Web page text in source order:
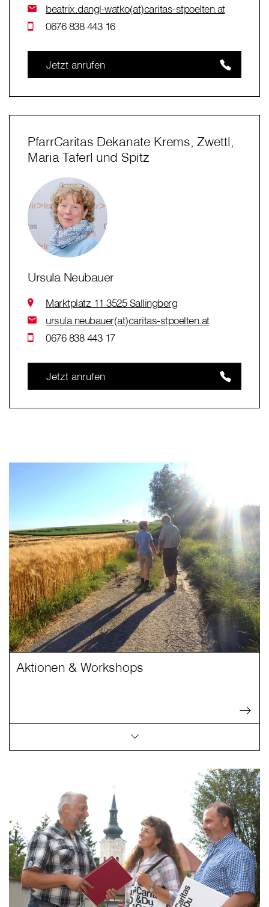
beatrix.dangl-watko(at)caritas-stpoelten.at
0676 838 443 16
Jetzt anrufen
PfarrCaritas Dekanate Krems, Zwettl,
Maria Taferl und Spitz
Ursula Neubauer
Marktplatz 11 3525 Sallingberg
ursula.neubauer(at)caritas-stpoelten.at
0676 838 443 17
Jetzt anrufen
Aktionen & Workshops